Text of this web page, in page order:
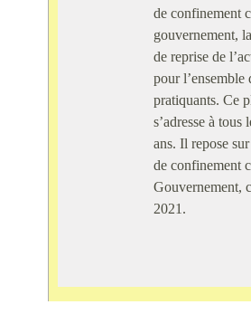
de confinement
gouvernement,
de reprise de
pour l’ensemble
pratiquants. Ce
s’adresse à
ans. Il repose
de confinement
Gouvernement,
2021.